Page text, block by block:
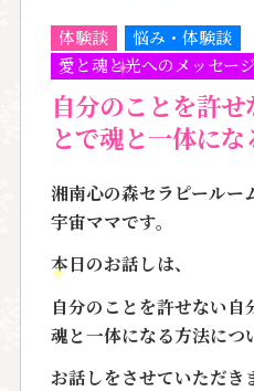
体験談
悩み・体験談
愛と魂と光へのメッセージ
自分のことを許
とで魂と一体にな
湘南心の森セラピールー
宇宙ママです。
本日のお話しは、
自分のことを許せない自
魂と一体になる方法につ
お話しをさせていただき